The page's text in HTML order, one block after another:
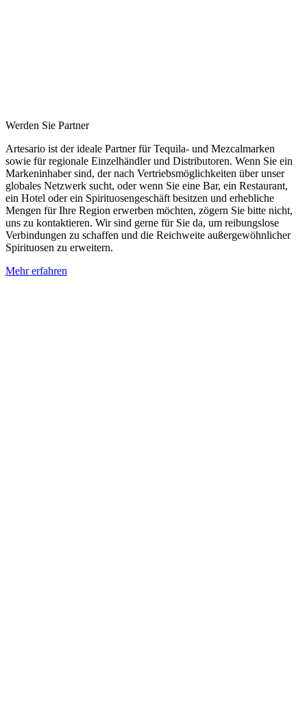
Werden Sie Partner
Artesario ist der ideale Partner für Tequila- und Mezcalmarken
sowie für regionale Einzelhändler und Distributoren. Wenn Sie ein
Markeninhaber sind, der nach Vertriebsmöglichkeiten über unser
globales Netzwerk sucht, oder wenn Sie eine Bar, ein Restaurant,
ein Hotel oder ein Spirituosengeschäft besitzen und erhebliche
Mengen für Ihre Region erwerben möchten, zögern Sie bitte nicht,
uns zu kontaktieren. Wir sind gerne für Sie da, um reibungslose
Verbindungen zu schaffen und die Reichweite außergewöhnlicher
Spirituosen zu erweitern.
Mehr erfahren